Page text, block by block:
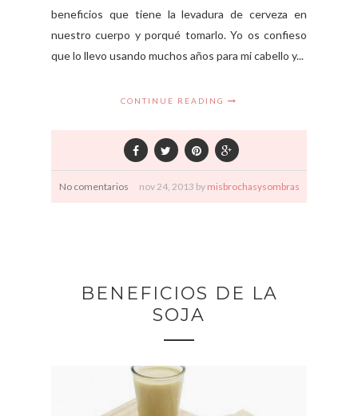
beneficios que tiene la levadura de cerveza en
nuestro cuerpo y porqué tomarlo. Yo os confieso
que lo llevo usando muchos años para mi cabello y...
CONTINUE READING
No comentarios nov24, 2013 by misbrochasysombras
BENEFICIOS DE LA
SOJA